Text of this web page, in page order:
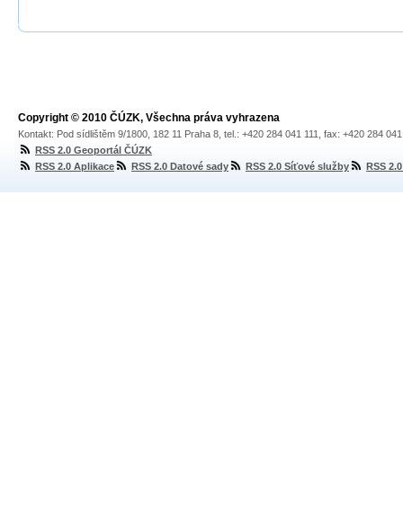
Copyright © 2010 ČÚZK, Všechna práva vyhrazena
Kontakt: Pod sídlištěm 9/1800, 182 11 Praha 8, tel.: +420 284 041 111, fax: +420 284
RSS 2.0 Geoportál ČÚZK
RSS 2.0 Aplikace
RSS 2.0 Datové sady RSS 2.0 Síťové služby RSS